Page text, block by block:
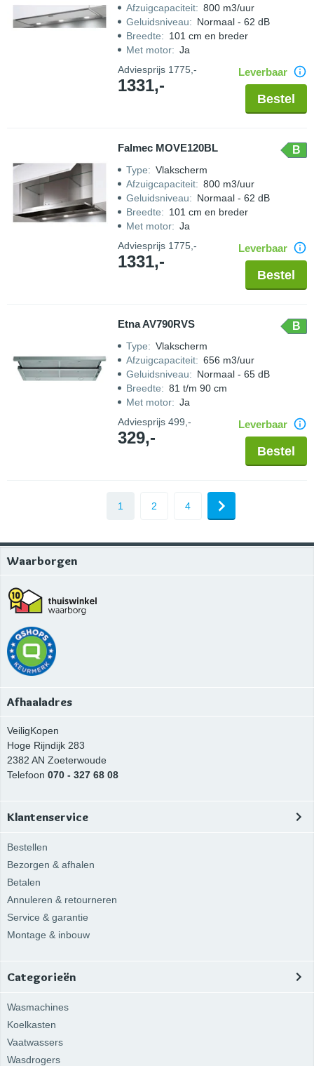
Afzuigcapaciteit: 800 m3/uur
Geluidsniveau: Normaal - 62 dB
Breedte: 101 cm en breder
Met motor: Ja
Adviesprijs 1775,-
1331,-
Leverbaar
Bestel
Falmec MOVE120BL B
Type: Vlakscherm
Afzuigcapaciteit: 800 m3/uur
Geluidsniveau: Normaal - 62 dB
Breedte: 101 cm en breder
Met motor: Ja
Adviesprijs 1775,-
1331,-
Leverbaar
Bestel
Etna AV790RVS B
Type: Vlakscherm
Afzuigcapaciteit: 656 m3/uur
Geluidsniveau: Normaal - 65 dB
Breedte: 81 t/m 90 cm
Met motor: Ja
Adviesprijs 499,-
329,-
Leverbaar
Bestel
1 2 4
Waarborgen
Afhaaladres
VeiligKopen
Hoge Rijndijk 283
2382 AN Zoeterwoude
Telefoon 070 - 327 68 08
Klantenservice
Bestellen
Bezorgen & afhalen
Betalen
Annuleren & retourneren
Service & garantie
Montage & inbouw
Categorieën
Wasmachines
Koelkasten
Vaatwassers
Wasdrogers